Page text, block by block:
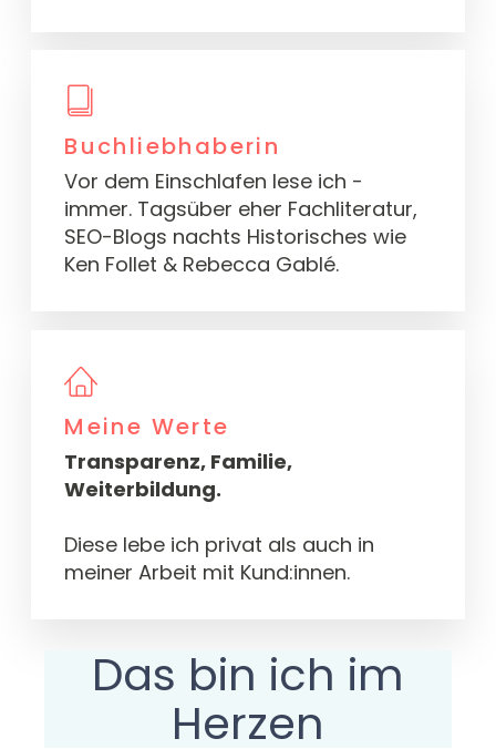
Buchliebhaberin
Vor dem Einschlafen lese ich -
immer. Tagsüber eher Fachliteratur,
SEO-Blogs nachts Historisches wie
Ken Follet & Rebecca Gablé.
Meine Werte
Transparenz, Familie,
Weiterbildung.
Diese lebe ich privat als auch in
meiner Arbeit mit Kund:innen.
Das bin ich im
Herzen